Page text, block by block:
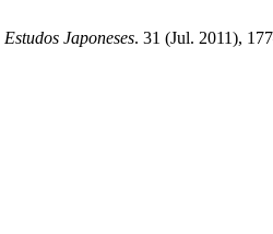
Estudos Japoneses. 31 (Jul. 2011),